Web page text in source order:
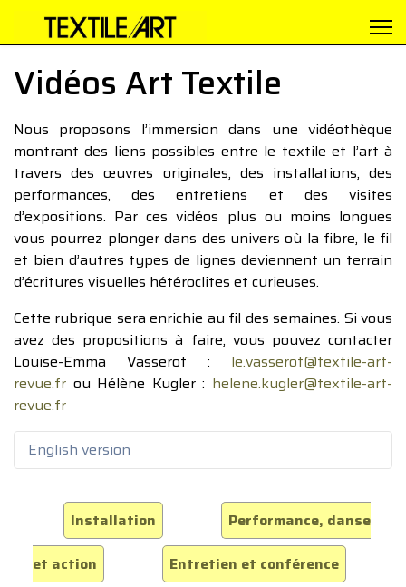
Vidéos Art Textile
Nous proposons l’immersion dans une vidéothèque
montrant des liens possibles entre le textile et l’art à
travers des œuvres originales, des installations, des
performances, des entretiens et des visites
d’expositions. Par ces vidéos plus ou moins longues
vous pourrez plonger dans des univers où la fibre, le fil
et bien d’autres types de lignes deviennent un terrain
d’écritures visuelles hétéroclites et curieuses.
Cette rubrique sera enrichie au fil des semaines. Si vous
avez des propositions à faire, vous pouvez contacter
Louise-Emma Vasserot : le.vasserot@textile-art-
revue.fr ou Hélène Kugler : helene.kugler@textile-art-
revue.fr
English version
Installation
Performance, danse
et action
Entretien et conférence